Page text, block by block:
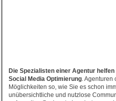
Die Spezialisten einer Agentur
Social Media Optimierung. Agenturen
Möglichkeiten so, wie Sie es schon
unübersichtliche und nutzlose